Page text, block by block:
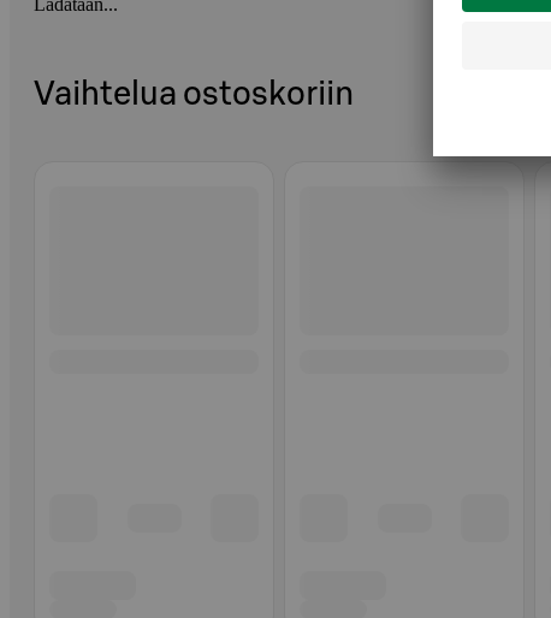
Ladataan...
Vaihtelua ostoskoriin